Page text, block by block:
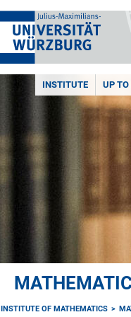
INSTITUTE UP TO
INSTITUTE OF MATHEMATICS